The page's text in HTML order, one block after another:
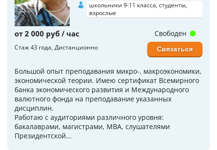
школьники 9-11 класса, студенты,
взрослые
от 2 000 руб / час
Стаж 43 года Дистанционно
Большой опыт преподавания микро-, макроэкономики,
экономической теории. Имею сертификат Всемирного
банка экономического развития и Международного
валютного фонда на преподавание указанных
дисциплин.
Работаю с аудиториями различного уровня:
бакалаврами, магистрами, МВА, слушателями
Президентской...
Свободен
Связаться